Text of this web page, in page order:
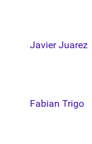
Javier Juarez
Fabian Trigo